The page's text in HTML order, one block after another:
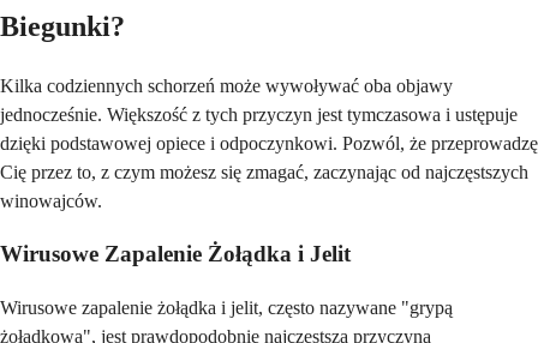
Biegunki?
Kilka codziennych schorzeń może wywoływać oba objawy
jednocześnie. Większość z tych przyczyn jest tymczasowa i ustępuje
dzięki podstawowej opiece i odpoczynkowi. Pozwól, że przeprowadzę
Cię przez to, z czym możesz się zmagać, zaczynając od najczęstszych
winowajców.
Wirusowe Zapalenie Żołądka i Jelit
Wirusowe zapalenie żołądka i jelit, często nazywane "grypą
żołądkową", jest prawdopodobnie najczęstszą przyczyną